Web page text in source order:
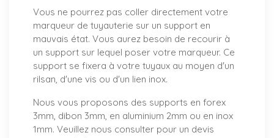
Vous ne pourrez pas coller directement votre
marqueur de tuyauterie sur un support en
mauvais état. Vous aurez besoin de recourir à
un support sur lequel poser votre marqueur. Ce
support se fixera à votre tuyaux au moyen d'un
rilsan, d'une vis ou d'un lien inox.
Nous vous proposons des supports en forex
3mm, dibon 3mm, en aluminium 2mm ou en inox
1mm. Veuillez nous consulter pour un devis